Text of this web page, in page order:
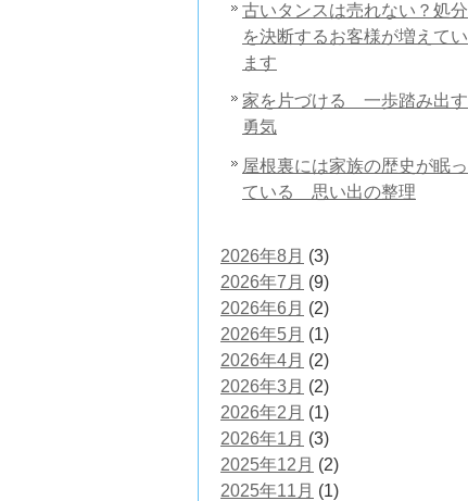
古いタンスは売れない？処分
を決断するお客様が増えてい
ます
家を片づける 一歩踏み出す
勇気
屋根裏には家族の歴史が眠っ
ている 思い出の整理
2026年8月 (3)
2026年7月 (9)
2026年6月 (2)
2026年5月 (1)
2026年4月 (2)
2026年3月 (2)
2026年2月 (1)
2026年1月 (3)
2025年12月 (2)
2025年11月 (1)